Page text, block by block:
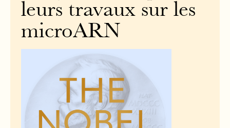
leurs travaux sur les
microARN